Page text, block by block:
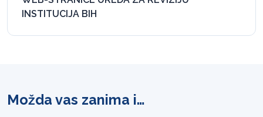
INSTITUCIJA BIH
Možda vas zanima i…